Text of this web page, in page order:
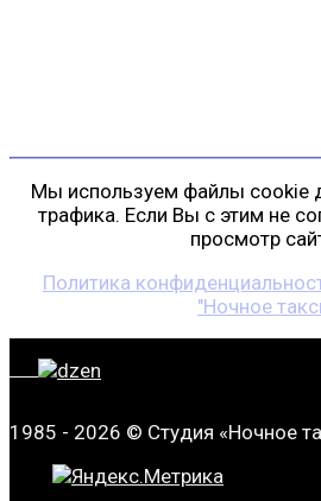
Мы используем файлы cookie
трафика. Если Вы с этим не
просмотр
Политика
"Ночное
1985 - 2026 © Студия «Ночное